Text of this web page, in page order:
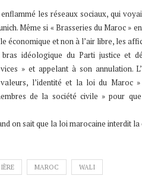
les réseaux sociaux, qui
Même si « Brasseries du Maroc »
économique et non à l’air libre, les
idéologique du Parti justice et
» et appelant à son annulation.
l’identité et la loi du Maroc
de la société civile » pour
on sait que la loi marocaine interdit
MAROC WALI